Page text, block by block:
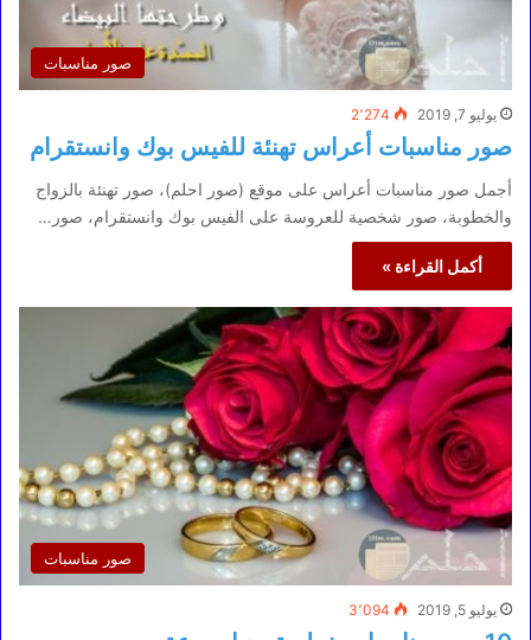
صور مناسبات
يوليو 7, 2019 2٬274
صور مناسبات أعراس تهنئة للفيس بوك وانستقرام
أجمل صور مناسبات أعراس على موقع (صور احلم)، صور تهنئة بالزواج
والخطوبة، صور شخصية للعروسة على الفيس بوك وانستقرام، صور…
أكمل القراءة »
صور مناسبات
يوليو 5, 2019 3٬094